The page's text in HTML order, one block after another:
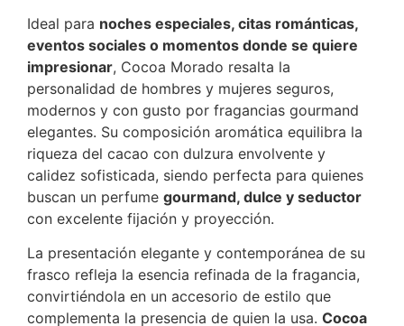
Ideal para noches especiales, citas románticas,
eventos sociales o momentos donde se quiere
impresionar, Cocoa Morado resalta la
personalidad de hombres y mujeres seguros,
modernos y con gusto por fragancias gourmand
elegantes. Su composición aromática equilibra la
riqueza del cacao con dulzura envolvente y
calidez sofisticada, siendo perfecta para quienes
buscan un perfume gourmand, dulce y seductor
con excelente fijación y proyección.
La presentación elegante y contemporánea de su
frasco refleja la esencia refinada de la fragancia,
convirtiéndola en un accesorio de estilo que
complementa la presencia de quien la usa. Cocoa